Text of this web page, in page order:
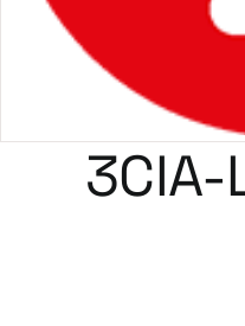
3CIA-